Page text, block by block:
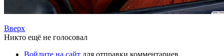
Вверх
Никто ещё не голосовал
Войдите на сайт для отправки комментариев